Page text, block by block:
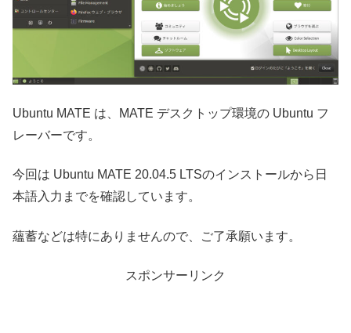
Ubuntu MATE は、MATE デスクトップ環境の Ubuntu フ
レーバーです。
今回は Ubuntu MATE 20.04.5 LTSのインストールから日
本語入力までを確認しています。
蘊蓄などは特にありませんので、ご了承願います。
スポンサーリンク